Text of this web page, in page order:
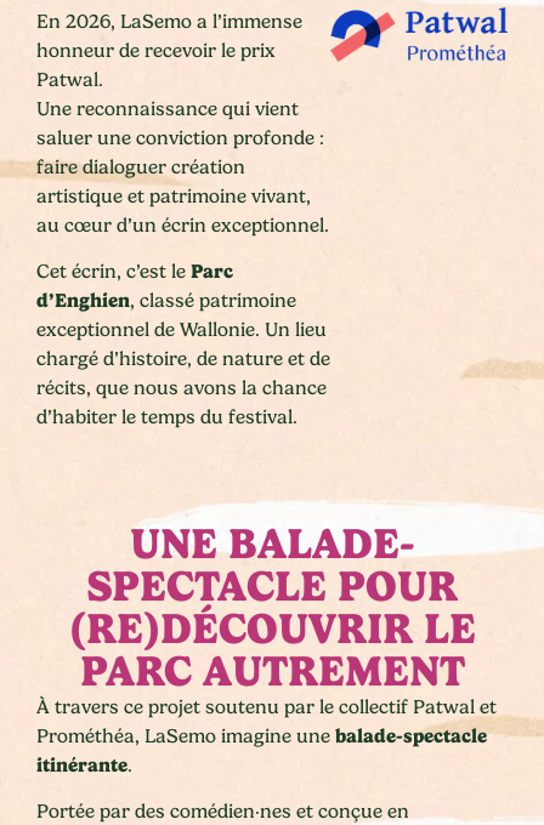
En 2026, LaSemo a l’immense
honneur de recevoir le prix
Patwal.
Une reconnaissance qui vient
saluer une conviction profonde :
faire dialoguer création
artistique et patrimoine vivant,
au cœur d’un écrin exceptionnel.
Cet écrin, c’est le Parc
d’Enghien, classé patrimoine
exceptionnel de Wallonie. Un lieu
chargé d’histoire, de nature et de
récits, que nous avons la chance
d’habiter le temps du festival.
UNE BALADE-
SPECTACLE POUR
(RE)DÉCOUVRIR LE
PARC AUTREMENT
À travers ce projet soutenu par le collectif Patwal et
Prométhéa, LaSemo imagine une balade-spectacle
itinérante.
Portée par des comédien·nes et conçue en